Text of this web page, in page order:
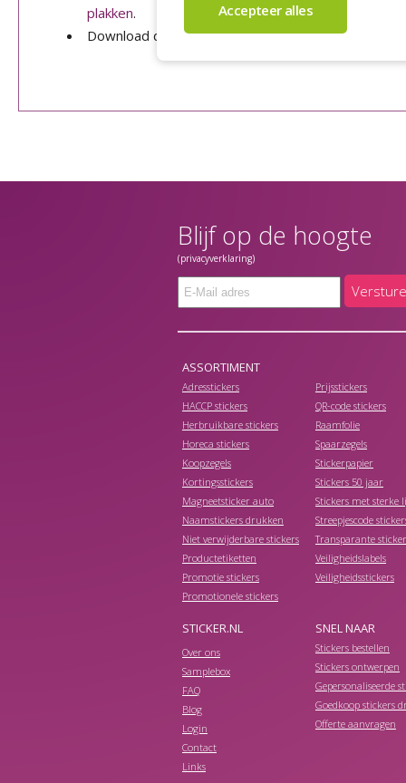
plakken.
Download de
handleidingmet de verschillende
Blijf op de hoogte
(privacyverklaring)
ASSORTIMENT
Adresstickers
HACCP stickers
Herbruikbare stickers
Horeca stickers
Koopzegels
Kortingsstickers
Magneetsticker auto
Naamstickers drukken
Niet verwijderbare stickers
Productetiketten
Promotie stickers
Promotionele stickers
Prijsstickers
QR-code stickers
Raamfolie
Spaarzegels
Stickerpapier
Stickers 50 jaar
Stickers met sterke
Streepjescode
Transparante
Veiligheidslabels
Veiligheidsstickers
STICKER.NL
Over ons
Samplebox
FAQ
Blog
Login
Contact
Links
SNEL NAAR
Stickers bestellen
Stickers ontwerpen
Gepersonaliseerde
Goedkoop stickers
Offerte aanvragen